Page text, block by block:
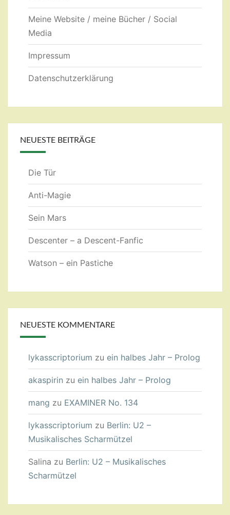
Meine Website / meine Bücher / Social
Media
Impressum
Datenschutzerklärung
NEUESTE BEITRÄGE
Die Tür
Anti-Magie
Sein Mars
Descenter – a Descent-Fanfic
Watson – ein Pastiche
NEUESTE KOMMENTARE
lykasscriptorium zu ein halbes Jahr – Prolog
akaspirin zu ein halbes Jahr – Prolog
mang zu EXAMINER No. 134
lykasscriptorium zu Berlin: U2 –
Musikalisches Scharmützel
Salina zu Berlin: U2 – Musikalisches
Scharmützel